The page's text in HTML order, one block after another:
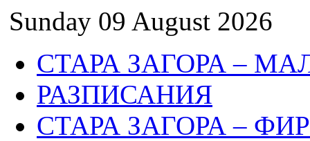
Sunday 09 August 2026
СТАРА ЗАГОРА –
РАЗПИСАНИЯ
СТАРА ЗАГОРА –